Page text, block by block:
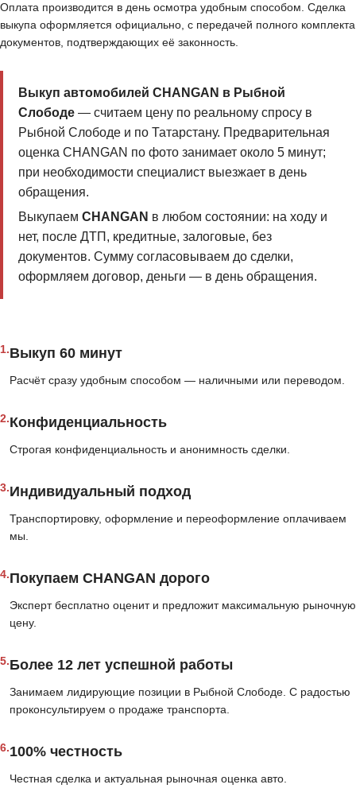
Оплата производится в день осмотра удобным способом. Сделка
выкупа оформляется официально, с передачей полного комплекта
документов, подтверждающих её законность.
Выкуп автомобилей CHANGAN в Рыбной
Слободе— считаем цену по реальному спросу в
Рыбной Слободе и по Татарстану. Предварительная
оценка CHANGAN по фото занимает около 5 минут;
при необходимости специалист выезжает в день
обращения.
Выкупаем CHANGAN в любом состоянии: на ходу и
нет, после ДТП, кредитные, залоговые, без
документов. Сумму согласовываем до сделки,
оформляем договор, деньги — в день обращения.
1.Выкуп 60 минут
Расчёт сразу удобным способом — наличными или переводом.
2.Конфиденциальность
Строгая конфиденциальность и анонимность сделки.
3.Индивидуальный подход
Транспортировку, оформление и переоформление оплачиваем
мы.
4.Покупаем CHANGAN дорого
Эксперт бесплатно оценит и предложит максимальную рыночную
цену.
5.Более 12 лет успешной работы
Занимаем лидирующие позиции в Рыбной Слободе. С радостью
проконсультируем о продаже транспорта.
6.100% честность
Честная сделка и актуальная рыночная оценка авто.